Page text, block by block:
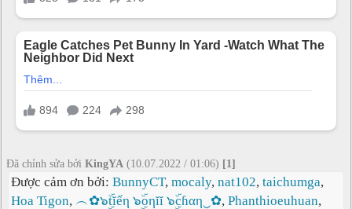
Đã chỉnh sửa bởi KingYA (10.07.2022 / 01:06) [1]
Được cảm ơn bởi: BunnyCT, mocaly, nat102, taichumga,
Hoa Tigon, ︵✿๖ۣۜtĭếη ๖ۣۜoηĭĭ ๖ۣۜcɦαη‿✿, Phanthioeuhuan,